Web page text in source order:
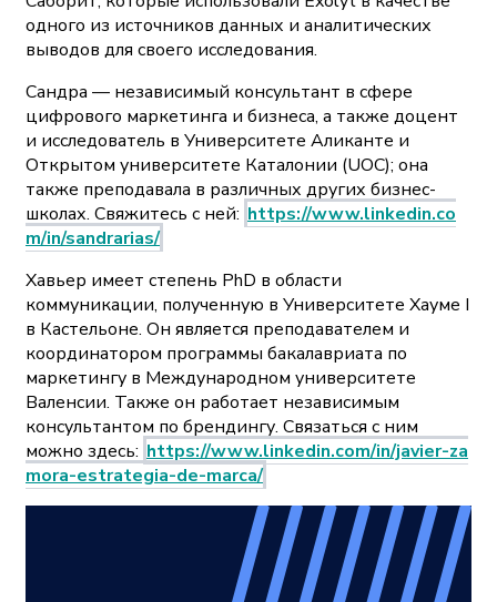
одного из источников данных и аналитических
выводов для своего исследования.
Сандра — независимый консультант в сфере
цифрового маркетинга и бизнеса, а также доцент
и исследователь в Университете Аликанте и
Открытом университете Каталонии (UOC); она
также преподавала в различных других бизнес-
школах. Свяжитесь с ней: https://www.linkedin.co
m/in/sandrarias/
Хавьер имеет степень PhD в области
коммуникации, полученную в Университете Хауме I
в Кастельоне. Он является преподавателем и
координатором программы бакалавриата по
маркетингу в Международном университете
Валенсии. Также он работает независимым
консультантом по брендингу. Связаться с ним
можно здесь: https://www.linkedin.com/in/javier-za
mora-estrategia-de-marca/